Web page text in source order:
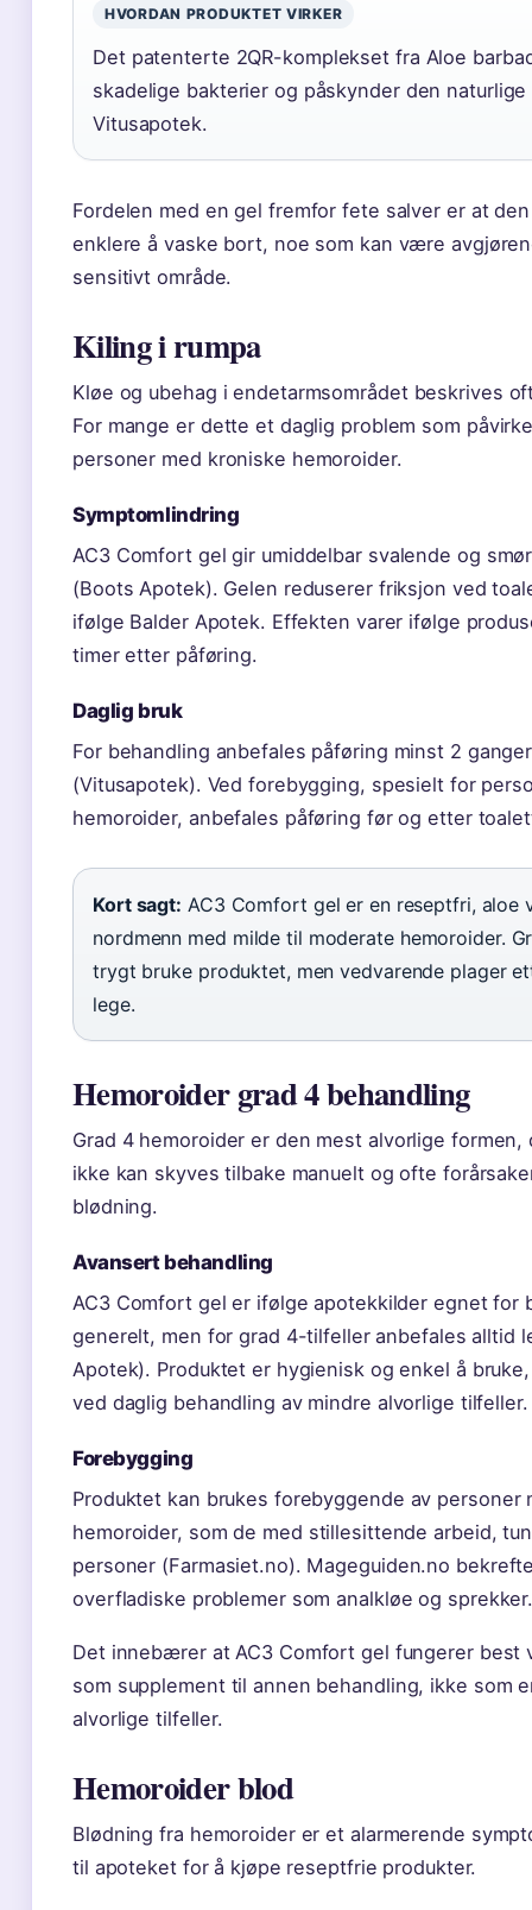
HVORDAN PRODUKTET VIRKER
Det patenterte 2QR-komplekset fra Aloe
skadelige bakterier og påskynder den
Vitusapotek.
Fordelen med en gel fremfor fete salver er at
enklere å vaske bort, noe som kan være
sensitivt område.
Kiling i rumpa
Kløe og ubehag i endetarmsområdet beskrives
For mange er dette et daglig problem som
personer med kroniske hemoroider.
Symptomlindring
AC3 Comfort gel gir umiddelbar svalende og
(Boots Apotek). Gelen reduserer friksjon ved
ifølge Balder Apotek. Effekten varer ifølge
timer etter påføring.
Daglig bruk
For behandling anbefales påføring minst 2
(Vitusapotek). Ved forebygging, spesielt for
hemoroider, anbefales påføring før og etter
Kort sagt: AC3 Comfort gel er en reseptfri, aloe
nordmenn med milde til moderate hemoroider.
trygt bruke produktet, men vedvarende plager
lege.
Hemoroider grad 4 behandling
Grad 4 hemoroider er den mest alvorlige
ikke kan skyves tilbake manuelt og ofte
blødning.
Avansert behandling
AC3 Comfort gel er ifølge apotekkilder egnet for
generelt, men for grad 4-tilfeller anbefales alltid
Apotek). Produktet er hygienisk og enkel å
ved daglig behandling av mindre alvorlige tilfeller.
Forebygging
Produktet kan brukes forebyggende av personer
hemoroider, som de med stillesittende arbeid,
personer (Farmasiet.no). Mageguiden.no
overfladiske problemer som analkløe og
Det innebærer at AC3 Comfort gel fungerer best
som supplement til annen behandling, ikke som
alvorlige tilfeller.
Hemoroider blod
Blødning fra hemoroider er et alarmerende
til apoteket for å kjøpe reseptfrie produkter.